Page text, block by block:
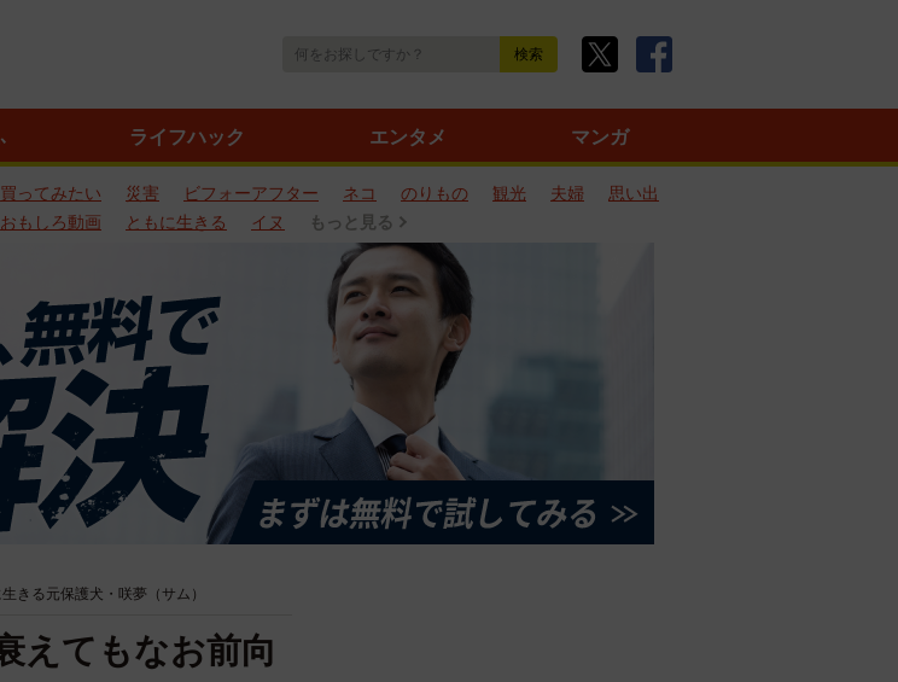
ライフハック エンタメ マンガ
買ってみたい 災害 ビフォーアフター ネコ のりもの 観光 夫婦
思い出
おもしろ動画 ともに生きる イヌ もっと見る
きる元保護犬・咲夢（サム）
えてもなお前向